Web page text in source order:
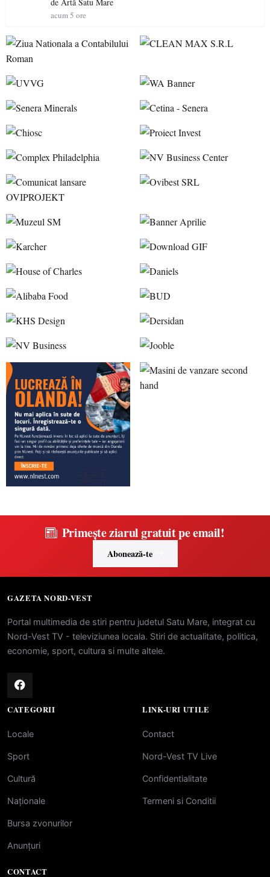
acum 5 ore
Primește ziarul gratuit pe email!
Abonează-te
GAZETA NORD-VEST
Portal multimedia de stiri pentru judetul Satu Mare, integrat cu
Nord-Vest TV - televiziunea locala. Stiri de actualitate, politica,
economie, sport, cultura si multe altele.
CATEGORII
Locale
Sport
Cultură
Naționale
Bursa zvonurilor
Anunțuri
LINK-URI UTILE
Contact
Nord-Vest TV Live
Confidentialitate
Termeni si Conditii
CONTACT